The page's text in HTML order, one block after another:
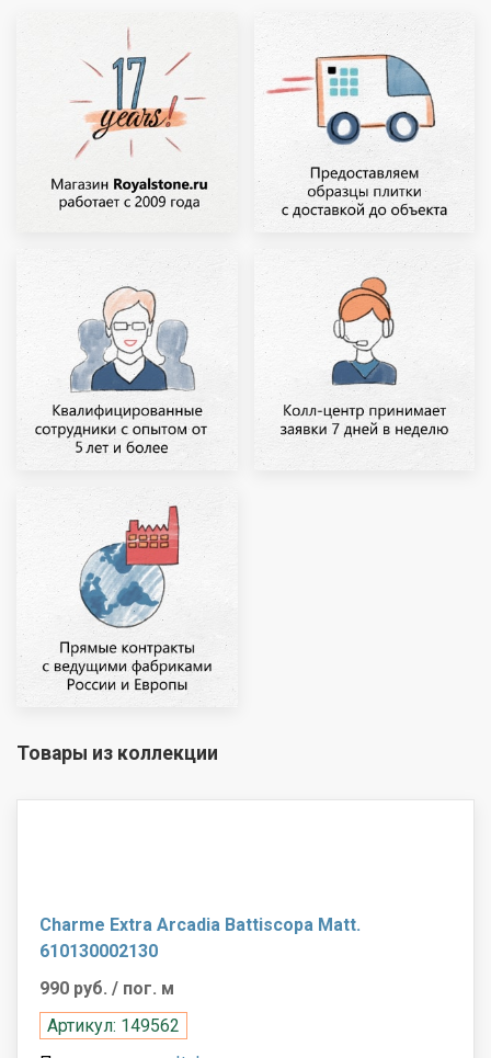
Товары из коллекции
Charme Extra Arcadia Battiscopa Matt.
610130002130
990 руб. / пог. м
Артикул: 149562